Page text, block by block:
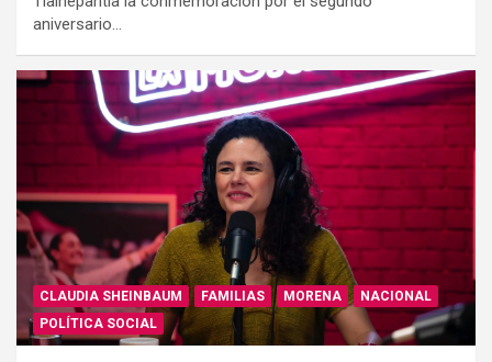
aniversario…
CLAUDIA SHEINBAUM FAMILIAS MORENA
NACIONAL
POLÍTICA SOCIAL